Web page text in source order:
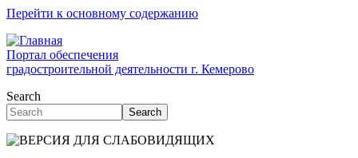
Перейти к основному содержанию
Портал обеспечения
градостроительной деятельности г. Кемерово
Search
Search